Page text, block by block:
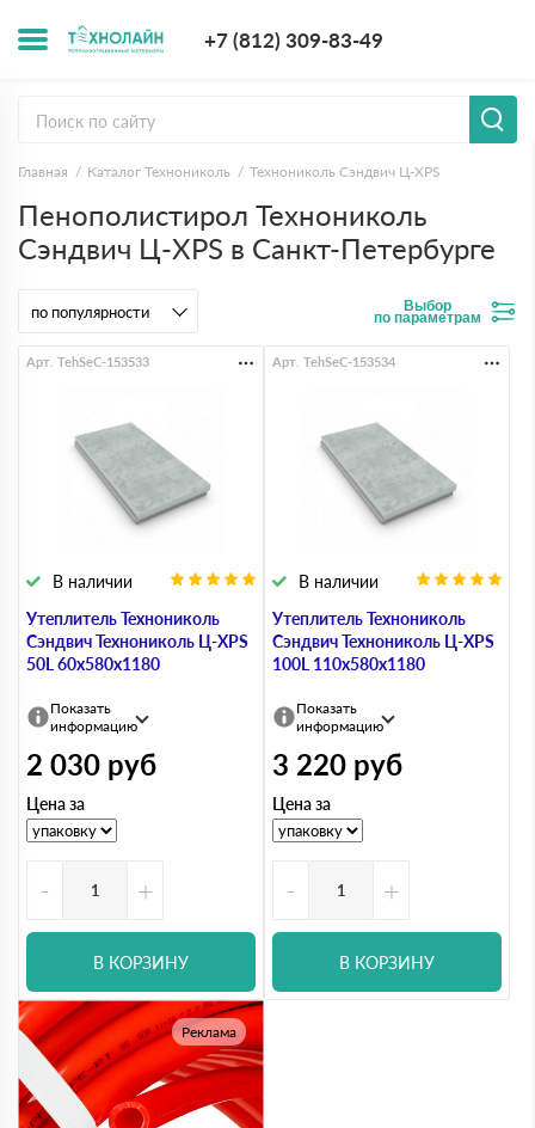
+7 (812) 309-83-49
Главная Каталог Технониколь Технониколь Сэндвич Ц-XPS
Пенополистирол Технониколь
Сэндвич Ц-XPS в Санкт-Петербурге
Выбор
по параметрам
Утеплитель Технониколь
Сэндвич Технониколь Ц-XPS
50L 60х580х1180
В наличии
Арт. TehSeC-153533
Показать
информацию
2 030 руб
Цена за
- +
В КОРЗИНУ
Утеплитель Технониколь
Сэндвич Технониколь Ц-XPS
100L 110х580х1180
В наличии
Арт. TehSeC-153534
Показать
информацию
3 220 руб
Цена за
- +
В КОРЗИНУ
Реклама